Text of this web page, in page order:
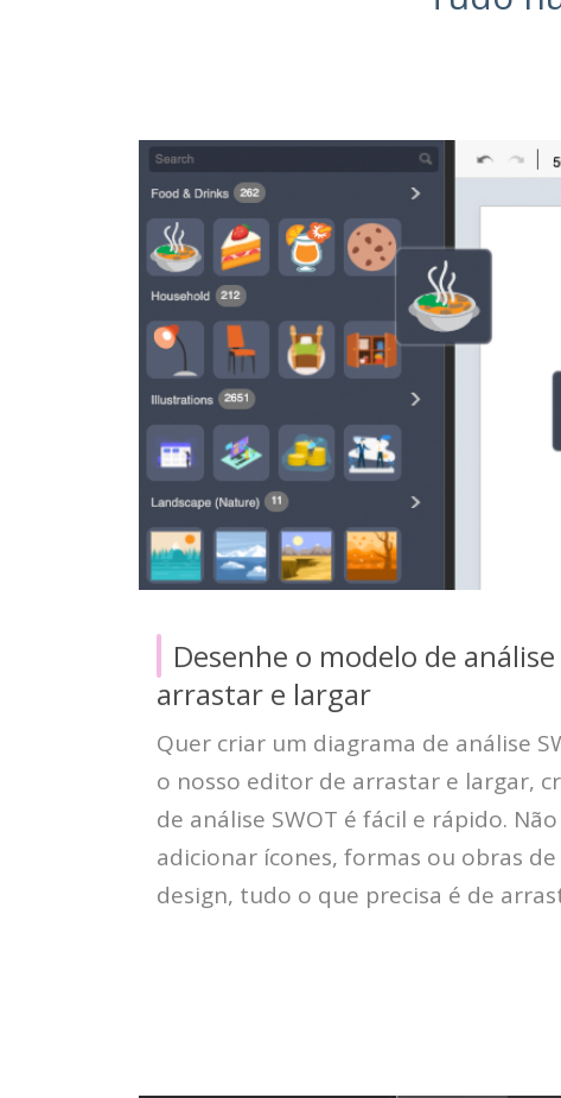
Desenhe o modelo de análise
arrastar e largar
Quer criar um diagrama de análise
o nosso editor de arrastar e largar,
de análise SWOT é fácil e rápido.
adicionar ícones, formas ou obras
design, tudo o que precisa é de